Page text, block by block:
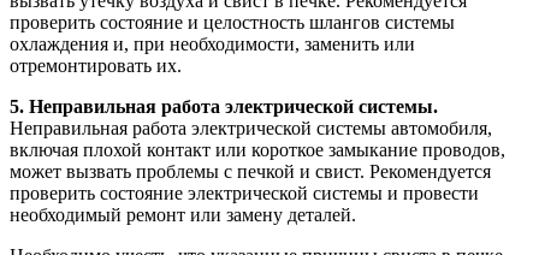
проверить состояние и целостность шлангов системы
охлаждения и, при необходимости, заменить или
отремонтировать их.
5. Неправильная работа электрической системы.
Неправильная работа электрической системы автомобиля,
включая плохой контакт или короткое замыкание проводов,
может вызвать проблемы с печкой и свист. Рекомендуется
проверить состояние электрической системы и провести
необходимый ремонт или замену деталей.